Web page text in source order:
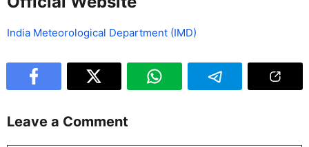
India Meteorological Department (IMD)
Leave a Comment